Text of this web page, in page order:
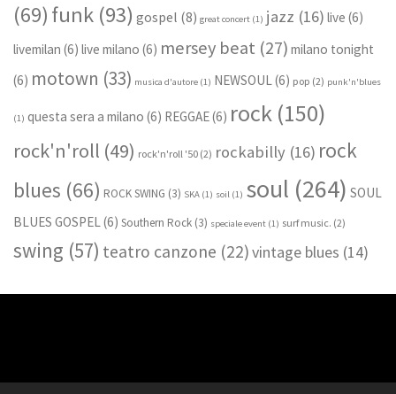
(69) funk (93) gospel (8) great concert (1) jazz (16) live (6)
livemilan (6) live milano (6) mersey beat (27) milano tonight
(6) motown (33) musica d'autore (1) NEWSOUL(6) pop (2) punk'n'blues
(1) questa sera a milano (6) REGGAE(6) rock (150)
rock'n'roll (49) rock'n'roll '50 (2) rockabilly (16) rock
blues (66) ROCK SWING (3) SKA (1) soil (1) soul (264) SOUL
BLUES GOSPEL(6) Southern Rock (3) speciale event (1) surf music. (2)
swing (57) teatro canzone (22)vintage blues (14)